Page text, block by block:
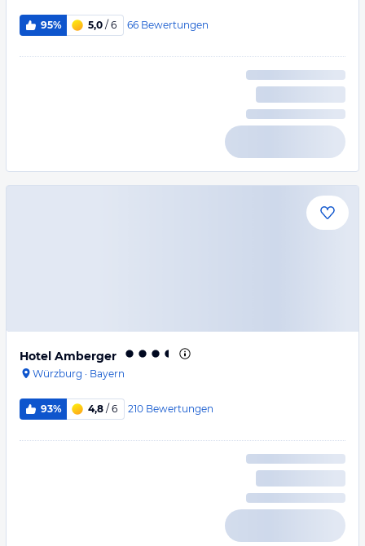
95% 5,0 / 6 66 Bewertungen
Hotel Amberger
Würzburg · Bayern
93% 4,8 / 6 210 Bewertungen